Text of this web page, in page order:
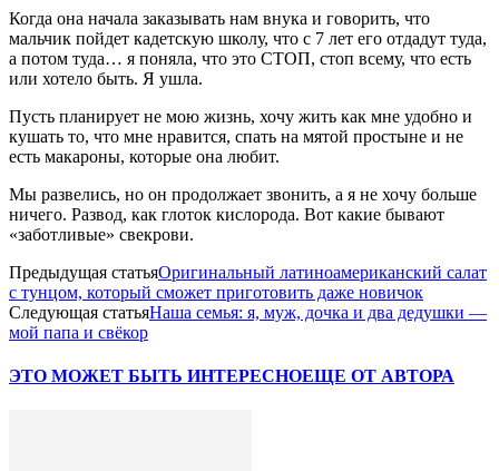
Когда она начала заказывать нам внука и говорить, что
мальчик пойдет кадетскую школу, что с 7 лет его отдадут туда,
а потом туда… я поняла, что это СТОП, стоп всему, что есть
или хотело быть. Я ушла.
Пусть планирует не мою жизнь, хочу жить как мне удобно и
кушать то, что мне нравится, спать на мятой простыне и не
есть макароны, которые она любит.
Мы развелись, но он продолжает звонить, а я не хочу больше
ничего. Развод, как глоток кислорода. Вот какие бывают
«заботливые» свекрови.
Предыдущая статьяОригинальный латиноамериканский салат
с тунцом, который сможет приготовить даже новичок
Следующая статьяНаша семья: я, муж, дочка и два дедушки —
мой папа и свёкор
ЭТО МОЖЕТ БЫТЬ ИНТЕРЕСНОЕЩЕ ОТ АВТОРА